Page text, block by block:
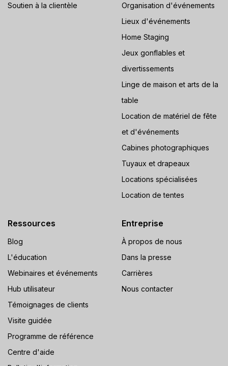
Soutien à la clientèle
Organisation d'événements
Lieux d'événements
Home Staging
Jeux gonflables et
divertissements
Linge de maison et arts de la
table
Location de matériel de fête
et d'événements
Cabines photographiques
Tuyaux et drapeaux
Locations spécialisées
Location de tentes
Ressources
Blog
L'éducation
Webinaires et événements
Hub utilisateur
Témoignages de clients
Visite guidée
Programme de référence
Centre d'aide
Entreprise
À propos de nous
Dans la presse
Carrières
Nous contacter